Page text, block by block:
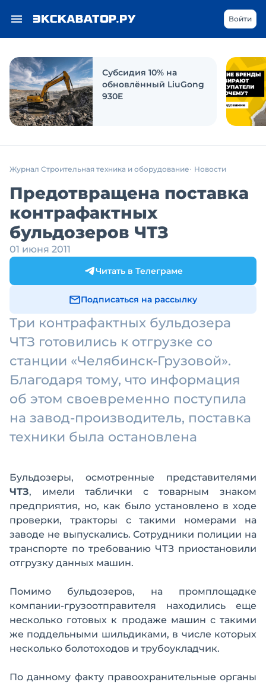
Войти
Субсидия 10% на
обновлённый LiuGong
930E
Журнал Строительная техника и оборудование Новости
Предотвращена поставка
контрафактных
бульдозеров ЧТЗ
01 июня 2011
Читать в Телеграме
Подписаться на рассылку
Три контрафактных бульдозера
ЧТЗ готовились к отгрузке со
станции «Челябинск-Грузовой».
Благодаря тому, что информация
об этом своевременно поступила
на завод-производитель, поставка
техники была остановлена
Бульдозеры, осмотренные представителями
ЧТЗ, имели таблички с товарным знаком
предприятия, но, как было установлено в ходе
проверки, тракторы с такими номерами на
заводе не выпускались. Сотрудники полиции на
транспорте по требованию ЧТЗ приостановили
отгрузку данных машин.
Помимо бульдозеров, на промплощадке
компании-грузоотправителя находились еще
несколько готовых к продаже машин с такими
же поддельными шильдиками, в числе которых
несколько болотоходов и трубоукладчик.
По данному факту правоохранительные органы